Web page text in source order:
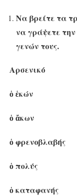
Να βρείτε τα
να γράψετε
γενών τους.
Αρσενικό
ὁ ἑκών
ὁ ἄκων
ὁ φρενοβλαβής
ὁ πολύς
ὁ καταφανής